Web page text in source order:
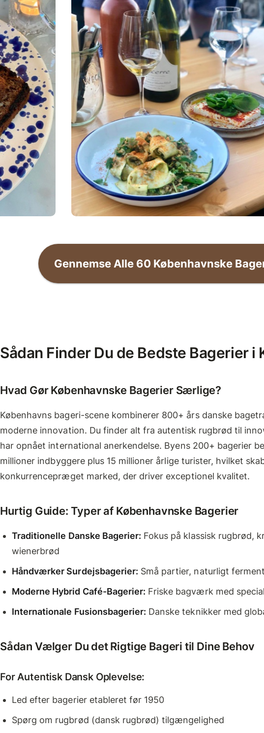
Gennemse Alle 60 Københavnske
Sådan Finder Du de Bedste Bagerier i
Hvad Gør Københavnske Bagerier Særlige?
Københavns bageri-scene kombinerer 800+ års danske
moderne innovation. Du finder alt fra autentisk rugbrød til
har opnået international anerkendelse. Byens 200+ bagerier
millioner indbyggere plus 15 millioner årlige turister, hvilket
konkurrencepræget marked, der driver exceptionel kvalitet.
Hurtig Guide: Typer af Københavnske Bagerier
Traditionelle Danske Bagerier: Fokus på klassisk rugbrød,
wienerbrød
Håndværker Surdejsbagerier: Små partier, naturligt
Moderne Hybrid Café-Bagerier: Friske bagværk med
Internationale Fusionsbagerier: Danske teknikker med
Sådan Vælger Du det Rigtige Bageri til Dine Behov
For Autentisk Dansk Oplevelse:
Led efter bagerier etableret før 1950
Spørg om rugbrød (dansk rugbrød) tilgængelighed